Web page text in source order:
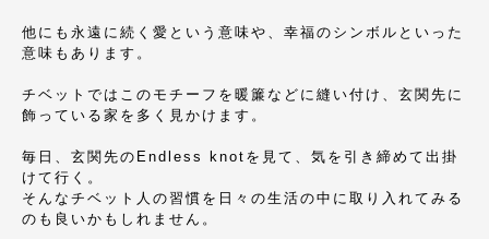
他にも永遠に続く愛という意味や、幸福のシンボルといった
意味もあります。
チベットではこのモチーフを暖簾などに縫い付け、玄関先に
飾っている家を多く見かけます。
毎日、玄関先のEndless knotを見て、気を引き締めて出掛
けて行く。
そんなチベット人の習慣を日々の生活の中に取り入れてみる
のも良いかもしれません。